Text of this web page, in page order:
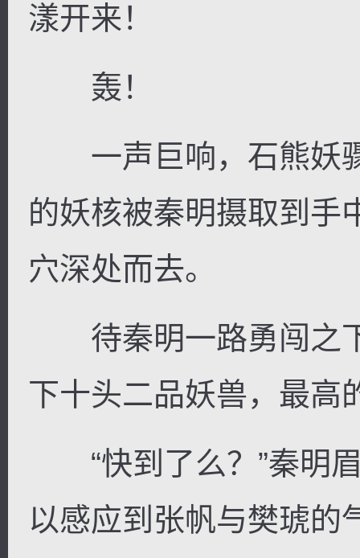
漾开来！
轰！
一声巨响，石熊妖
的妖核被秦明摄取到手
穴深处而去。
待秦明一路勇闯之
下十头二品妖兽，最高
“快到了么？”秦明眉
以感应到张帆与樊琥的